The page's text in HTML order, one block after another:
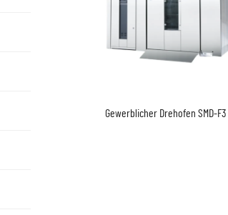
Gewerblicher Drehofen SMD-F3